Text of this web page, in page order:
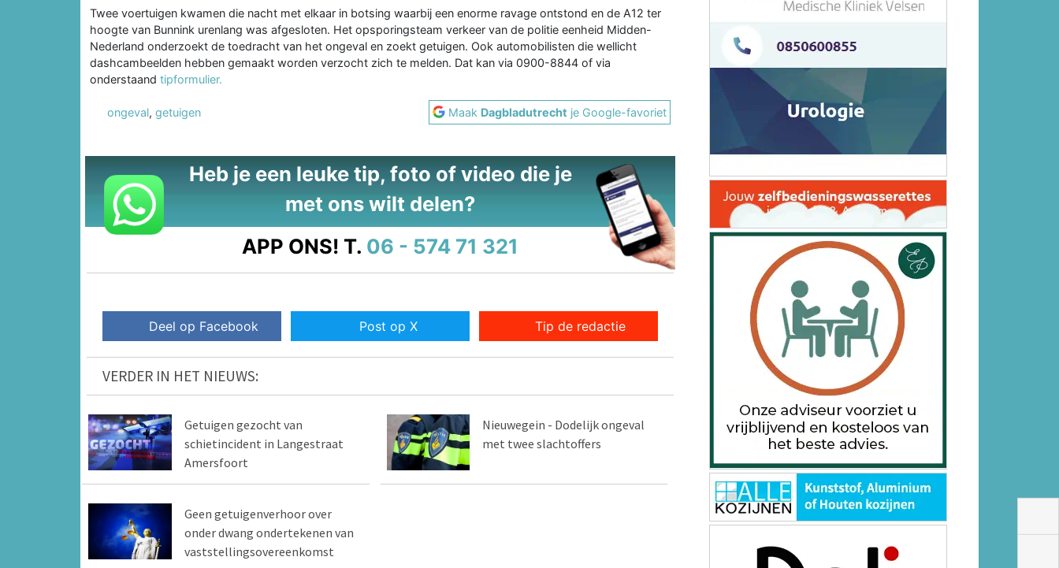
Twee voertuigen kwamen die nacht met elkaar in botsing waarbij een enorme ravage ontstond en de A12 ter
hoogte van Bunnink urenlang was afgesloten. Het opsporingsteam verkeer van de politie eenheid Midden-
Nederland onderzoekt de toedracht van het ongeval en zoekt getuigen. Ook automobilisten die wellicht
dashcambeelden hebben gemaakt worden verzocht zich te melden. Dat kan via 0900-8844 of via
onderstaand tipformulier.
ongeval, getuigen Maak Dagbladutrecht je Google-favoriet
Heb je een leuke tip, foto of video die je
met ons wilt delen?
APP ONS! T. 06 - 574 71 321
Deel op Facebook Post op X Tip de redactie
VERDER IN HET NIEUWS:
Getuigen gezocht van
schietincident in Langestraat
Amersfoort
Nieuwegein - Dodelijk ongeval
met twee slachtoffers
Geen getuigenverhoor over
onder dwang ondertekenen van
vaststellingsovereenkomst